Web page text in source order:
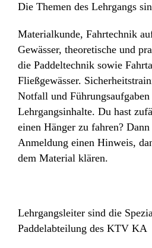
Die Themen des Lehrgangs
Materialkunde, Fahrtechnik
Gewässer, theoretische und
die Paddeltechnik sowie
Fließgewässer.
Notfall und
Lehrgangsinhalte. Du hast
einen Hänger zu fahren?
Anmeldung einen Hinweis,
dem Material klären.
Lehrgangsleiter sind die
Paddelabteilung des KTV KA